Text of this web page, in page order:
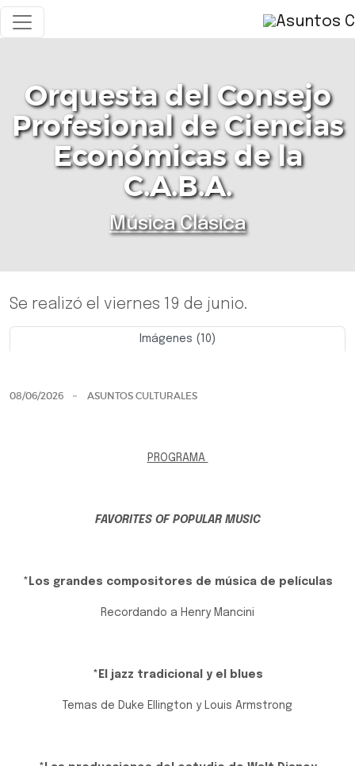
Orquesta del Consejo
Profesional de Ciencias
Económicas de la
C.A.B.A.
Música Clásica
Se realizó el viernes 19 de junio.
Imágenes (10)
08/06/2026 ASUNTOS CULTURALES
PROGRAMA
FAVORITES OF POPULAR MUSIC
*Los grandes compositores de música de películas
Recordando a Henry Mancini
*El jazz tradicional y el blues
Temas de Duke Ellington y Louis Armstrong